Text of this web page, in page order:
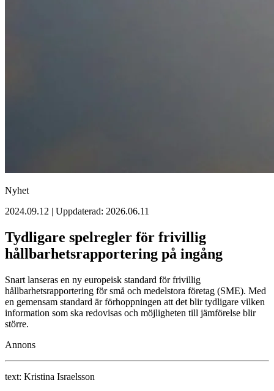
Nyhet
2024.09.12 | Uppdaterad: 2026.06.11
Tydligare spelregler för frivillig
hållbarhetsrapportering på ingång
Snart lanseras en ny europeisk standard för frivillig
hållbarhetsrapportering för små och medelstora företag (SME). Med
en gemensam standard är förhoppningen att det blir tydligare vilken
information som ska redovisas och möjligheten till jämförelse blir
större.
Annons
text: Kristina Israelsson